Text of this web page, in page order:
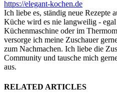
https://elegant-kochen.de
Ich liebe es, ständig neue Rezepte
Küche wird es nie langweilig -
Küchenmaschine oder im
versorge ich meine Zuschauer
zum Nachmachen. Ich liebe die
Community und tausche mich
aus.
RELATED ARTICLES